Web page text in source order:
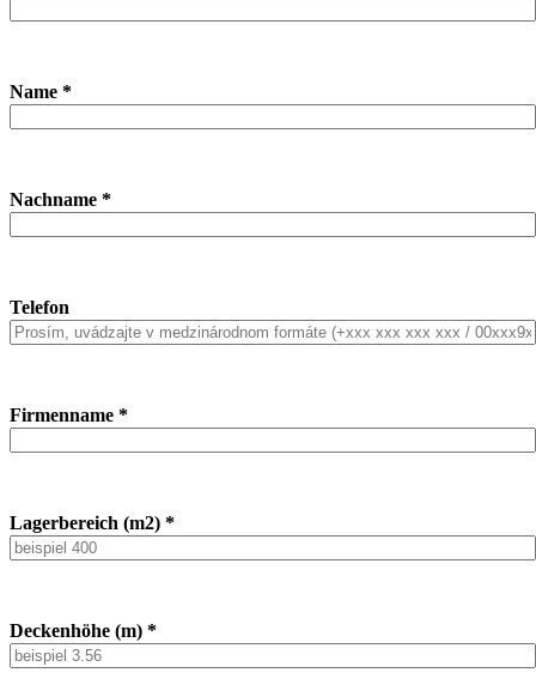
Name *
Nachname *
Telefon
Firmenname *
Lagerbereich (m2) *
Deckenhöhe (m) *